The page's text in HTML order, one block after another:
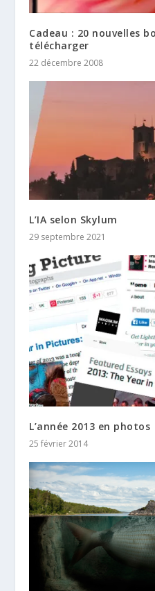
Cadeau : 20 nouvelles
télécharger
22 décembre 2008
L’IA selon Skylum
29 septembre 2021
L’année 2013 en photos
25 février 2014